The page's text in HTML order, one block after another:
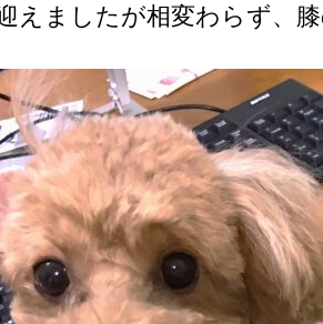
えましたが相変わらず、